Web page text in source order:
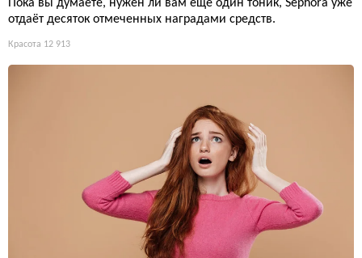
Пока вы думаете, нужен ли вам ещё один тоник, Sephora уже
отдаёт десяток отмеченных наградами средств.
Красота 12 913